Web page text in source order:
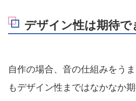
デザイン性は期待で
自作の場合、音の仕組みをう
もデザイン性まではなかなか期